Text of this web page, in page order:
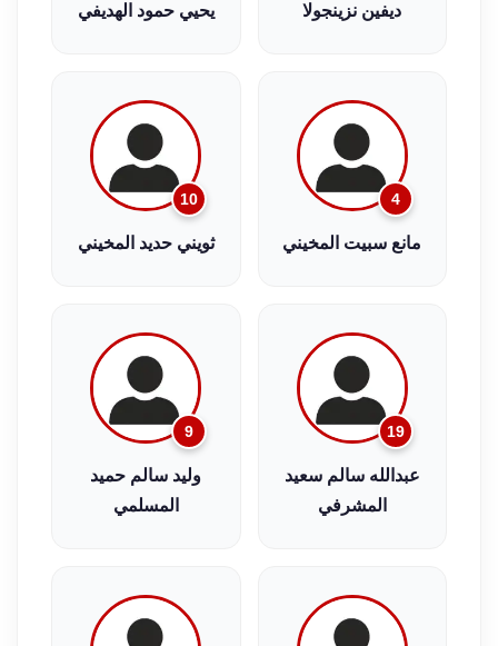
ديفين نزينجولا يحيي حمود الهديفي
4
مانع سبيت المخيني
10
ثويني حديد المخيني
19
عبدالله سالم سعيد
المشرفي
9
وليد سالم حميد
المسلمي